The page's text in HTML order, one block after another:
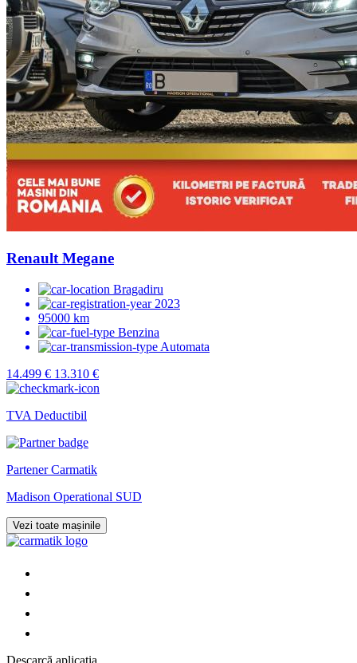
Renault Megane
Bragadiru
2023
95000 km
Benzina
Automata
14.499 € 13.310 €
TVA Deductibil
Partener Carmatik
Madison Operational SUD
Vezi toate mașinile
Descarcă aplicația